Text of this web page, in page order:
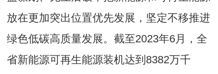
放在更加突出位置优先发展，坚定不移推进
绿色低碳高质量发展。截至2023年6月，全
省新能源可再生能源装机达到8382万千